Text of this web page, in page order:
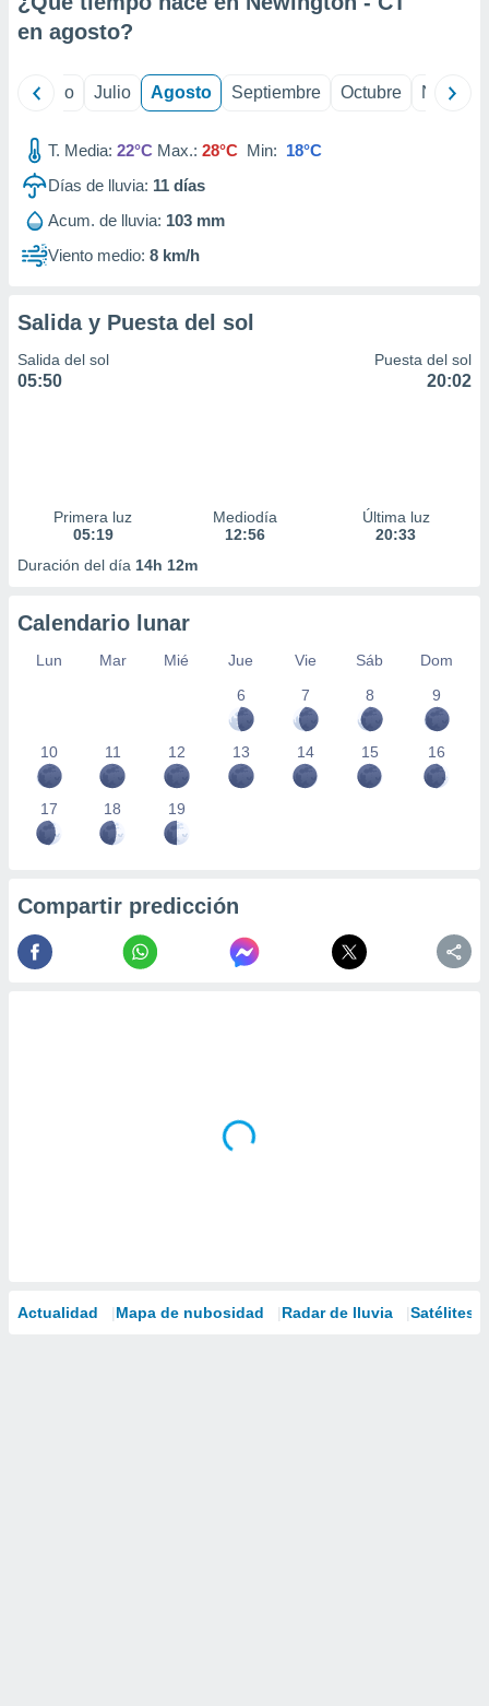
e
publicidad
publicidad
de
en agosto?
Junio Julio Agosto Septiembre Octubre
T. Media: 22°C Max.: 28°C Min: 18°C
Días de lluvia: 11 días
Acum. de lluvia: 103 mm
Viento medio: 8 km/h
Salida y Puesta del sol
Salida del sol
05:50
Puesta del sol
20:02
Primera luz
05:19
Mediodía
12:56
Última luz
20:33
Duración del día 14h 12m
Calendario lunar
Lun Mar Mié Jue Vie Sáb
Dom
6
7 8 9
10 11 12 13 14 15 16
17 18 19
Compartir predicción
Actualidad Mapa de nubosidad Radar de lluvia Satélites